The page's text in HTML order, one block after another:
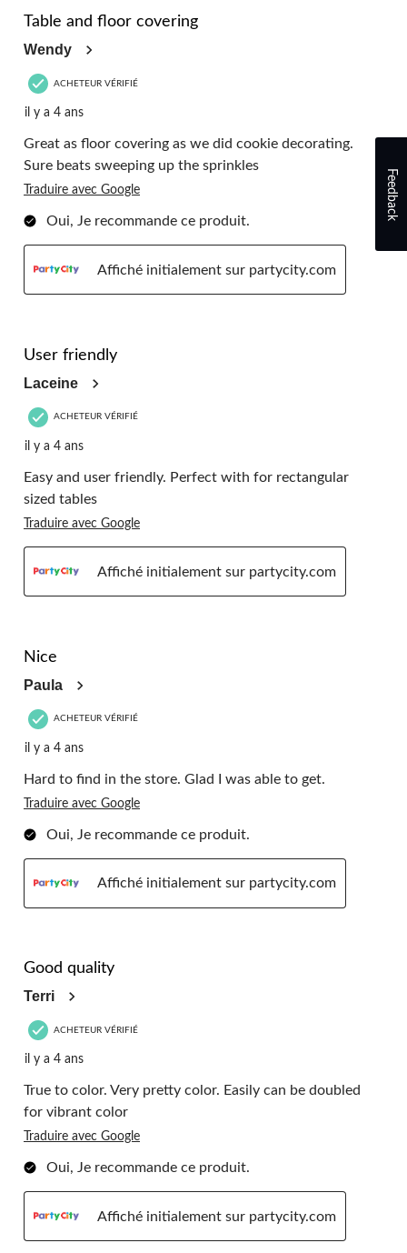
Table and floor covering
Wendy
ACHETEUR VÉRIFIÉ
il y a 4 ans
Great as floor covering as we did cookie decorating.
Sure beats sweeping up the sprinkles
Traduire avec Google
Oui, Je recommande ce produit.
Affiché initialement sur partycity.com
User friendly
Laceine
ACHETEUR VÉRIFIÉ
il y a 4 ans
Easy and user friendly. Perfect with for rectangular
sized tables
Traduire avec Google
Affiché initialement sur partycity.com
Nice
Paula
ACHETEUR VÉRIFIÉ
il y a 4 ans
Hard to find in the store. Glad I was able to get.
Traduire avec Google
Oui, Je recommande ce produit.
Affiché initialement sur partycity.com
Good quality
Terri
ACHETEUR VÉRIFIÉ
il y a 4 ans
True to color. Very pretty color. Easily can be doubled
for vibrant color
Traduire avec Google
Oui, Je recommande ce produit.
Affiché initialement sur partycity.com
Feedback